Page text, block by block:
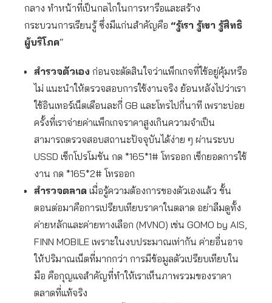
กลาง ทำหน้าที่เป็นกลไกในการหารือและสร้าง
กระบวนการเรียนรู้ ซึ่งมีแก่นสำคัญคือ “รู้เรา รู้เขา รู้สิทธิ
ผู้บริโภค“
สำรวจตัวเอง ก่อนจะตัดสินใจว่าแพ็กเกจที่ใช้อยู่คุ้มหรือ
ไม่ แนะนำให้ตรวจสอบการใช้งานจริง ย้อนหลังไปว่าเรา
ใช้อินเทอร์เน็ตเดือนละกี่ GB และโทรไปกี่นาที เพราะบ่อย
ครั้งที่เราจ่ายค่าแพ็กเกจราคาสูงเกินความจำเป็น
สามารถตรวจสอบสถานะปัจจุบันได้ง่าย ๆ ผ่านระบบ
USSD เช็กโปรโมชัน กด *165*1# โทรออก เช็กยอดการใช้
งาน กด *165*2# โทรออก
สำรวจตลาด เมื่อรู้ความต้องการของตัวเองแล้ว ขั้น
ตอนต่อมาคือการเปรียบเทียบราคาในตลาด อย่าลืมดูทั้ง
ค่ายหลักและค่ายทางเลือก (MVNO) เช่น GOMO by AIS,
FINN MOBILE เพราะในงบประมาณเท่ากัน ค่ายอื่นอาจ
ให้ปริมาณเน็ตที่มากกว่า การมีข้อมูลตัวเปรียบเทียบใน
มือ คือกุญแจสำคัญที่ทำให้เราเห็นภาพรวมของราคา
ตลาดที่แท้จริง